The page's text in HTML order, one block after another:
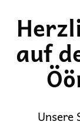
auf
Unsere